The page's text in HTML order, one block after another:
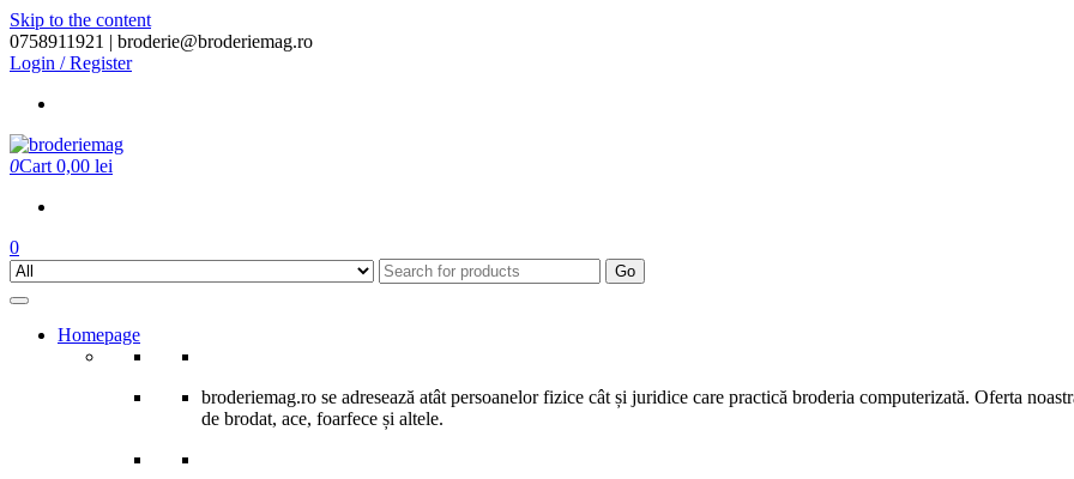
Skip to the content
0758911921 | broderie@broderiemag.ro
Login / Register
0Cart 0,00 lei
0
Go
Homepage
broderiemag.ro se adresează atât persoanelor fizice cât și juridice care practică broderia computerizată. Oferta
de brodat, ace, foarfece și altele.